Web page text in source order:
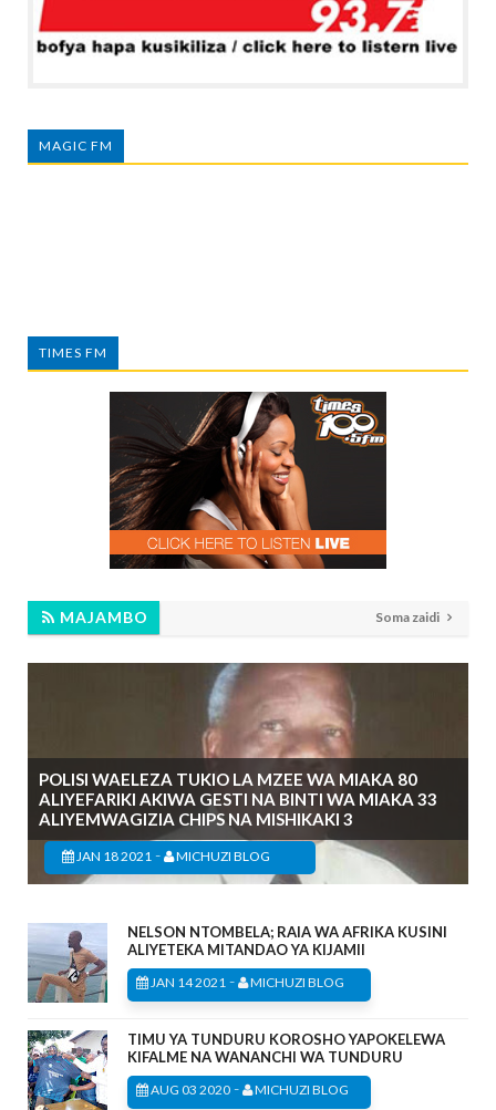
MAGIC FM
TIMES FM
MAJAMBO Soma zaidi
POLISI WAELEZA TUKIO LA MZEE WA MIAKA 80
ALIYEFARIKI AKIWA GESTI NA BINTI WA MIAKA 33
ALIYEMWAGIZIA CHIPS NA MISHIKAKI 3
JAN 18 2021 - MICHUZI BLOG
NELSON NTOMBELA; RAIA WA AFRIKA KUSINI
ALIYETEKA MITANDAO YA KIJAMII
JAN 14 2021 - MICHUZI BLOG
TIMU YA TUNDURU KOROSHO YAPOKELEWA
KIFALME NA WANANCHI WA TUNDURU
AUG 03 2020 - MICHUZI BLOG